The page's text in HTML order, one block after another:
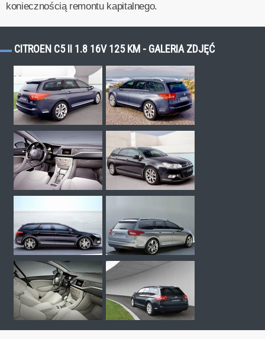
koniecznością remontu kapitalnego.
CITROEN C5 II 1.8 16V 125 KM - GALERIA ZDJĘĆ